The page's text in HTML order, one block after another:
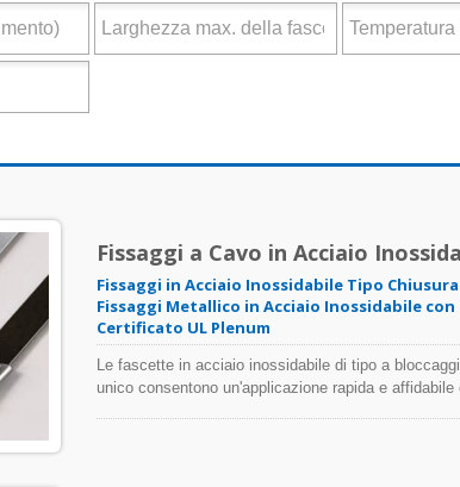
Fissaggi a Cavo in Acciaio
Fissaggi in Acciaio Inossidabile Tipo
Fissaggi Metallico in Acciaio Inossidabile
Certificato UL Plenum
Le fascette in acciaio inossidabile di tipo a
unico consentono un'applicazione rapida e